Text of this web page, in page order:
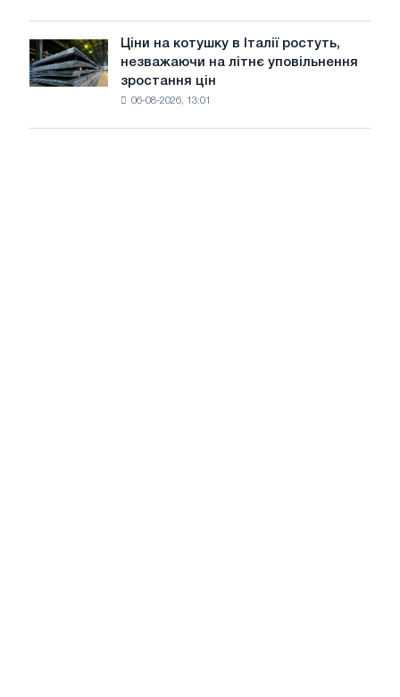
липні
з
року
Ціни
на
котушку
Ціни на котушку в Італії ростуть,
незважаючи на літнє уповільнення
зростання цін
06-08-2026, 13:01